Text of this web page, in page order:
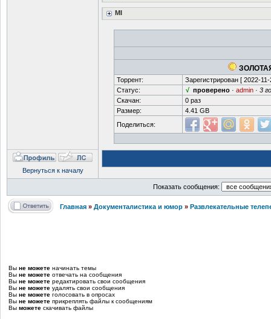
MI
Торрент: Зарегистрирован [ 2022-
Статус:
√ проверено · admin · 3
Скачан:
0 раз
Размер:
4.41 GB
Поделиться:
Вернуться к началу
Показать сообщения:
Главная » Документалистика и юмор » Развлекательные
Вы не можете начинать темы
Вы не можете отвечать на сообщения
Вы не можете редактировать свои сообщения
Вы не можете удалять свои сообщения
Вы не можете голосовать в опросах
Вы не можете прикреплять файлы к сообщениям
Вы можете скачивать файлы